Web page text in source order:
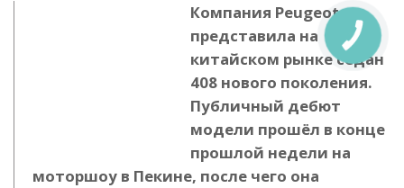
Компания Peugeot
представила на
китайском рынке седан
408 нового поколения.
Публичный дебют
модели прошёл в конце
прошлой недели на
моторшоу в Пекине, после чего она